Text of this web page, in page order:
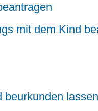
mit dem Kind
beurkunden lassen